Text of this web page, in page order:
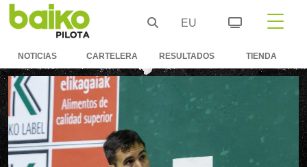
EU
NOTICIAS CARTELERA RESULTADOS TIENDA